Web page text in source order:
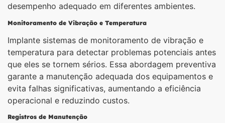
desempenho adequado em diferentes ambientes.
Monitoramento de Vibração e Temperatura
Implante sistemas de monitoramento de vibração e
temperatura para detectar problemas potenciais antes
que eles se tornem sérios. Essa abordagem preventiva
garante a manutenção adequada dos equipamentos e
evita falhas significativas, aumentando a eficiência
operacional e reduzindo custos.
Registros de Manutenção